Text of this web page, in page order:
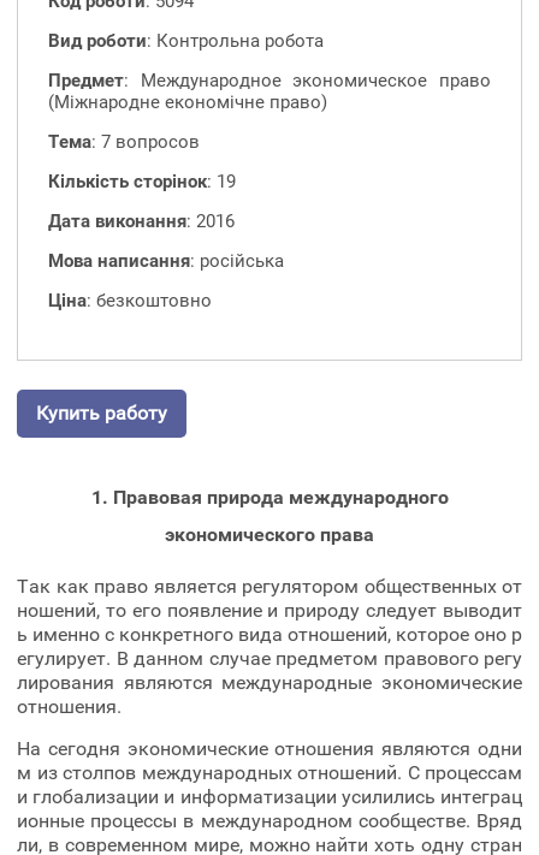
Вид роботи: Контрольна робота
Предмет: Международное экономическое право
(Міжнародне економічне право)
Тема: 7 вопросов
Кількість сторінок: 19
Дата виконання: 2016
Мова написання: російська
Ціна: безкоштовно
Купить работу
1. Правовая природа международного
экономического права
Так как право является регулятором общественных от
ношений, то его появление и природу следует выводит
ь именно с конкретного вида отношений, которое оно р
егулирует. В данном случае предметом правового регу
лирования являются международные экономические
отношения.
На сегодня экономические отношения являются одни
м из столпов международных отношений. С процессам
и глобализации и информатизации усилились интеграц
ионные процессы в международном сообществе. Вряд
ли, в современном мире, можно найти хоть одну стран